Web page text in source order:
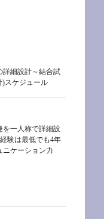
詳細設計～結合試
スケジュール
を一人称で詳細設
験は最低でも4年
ニケーション力